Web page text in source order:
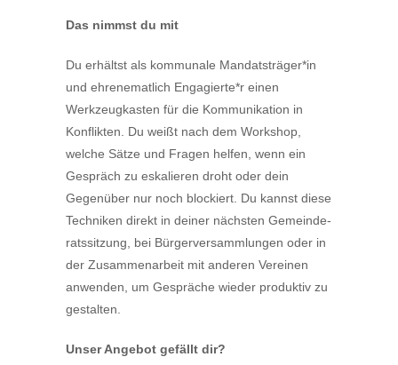
Das nimmst du mit
Du erhältst als kommunale Mandatsträger*in
und ehren­e­matlich Engagierte*r einen
Werkzeug­kasten für die Kommu­ni­kation in
Konflikten. Du weißt nach dem Workshop,
welche Sätze und Fragen helfen, wenn ein
Gespräch zu eskalieren droht oder dein
Gegenüber nur noch blockiert. Du kannst diese
Techniken direkt in deiner nächsten Gemein­de­
rats­sitzung, bei Bürger­ver­samm­lungen oder in
der Zusam­men­arbeit mit anderen Vereinen
anwenden, um Gespräche wieder produktiv zu
gestalten.
Unser Angebot gefällt dir?